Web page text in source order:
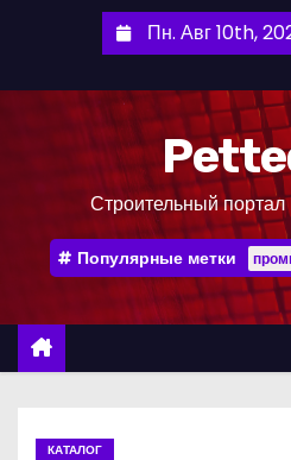
е
Пн. Авг 10th,
Строительный
Популярные метки
КАТАЛОГ